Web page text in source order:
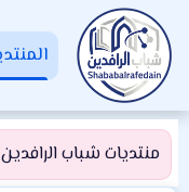
منتديات شباب